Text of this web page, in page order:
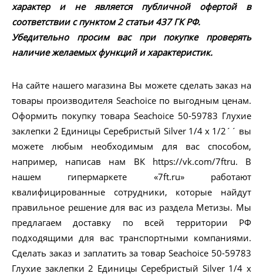
характер и не является публичной офертой в
соответствии с пунктом 2 статьи 437 ГК РФ.
Убедительно просим вас при покупке проверять
наличие желаемых функций и характеристик.
На сайте нашего магазина Вы можете сделать заказ на
товары производителя Seachoice по выгодным ценам.
Оформить покупку товара Seachoice 50-59783 Глухие
заклепки 2 Единицы Серебристый Silver 1/4 x 1/2´´ вы
можете любым необходимым для вас способом,
например, написав нам ВК https://vk.com/7ftru. В
нашем гипермаркете «7ft.ru» работают
квалифицированные сотрудники, которые найдут
правильное решение для вас из раздела Метизы. Мы
предлагаем доставку по всей территории РФ
подходящими для вас транспортными компаниями.
Сделать заказ и заплатить за товар Seachoice 50-59783
Глухие заклепки 2 Единицы Серебристый Silver 1/4 x